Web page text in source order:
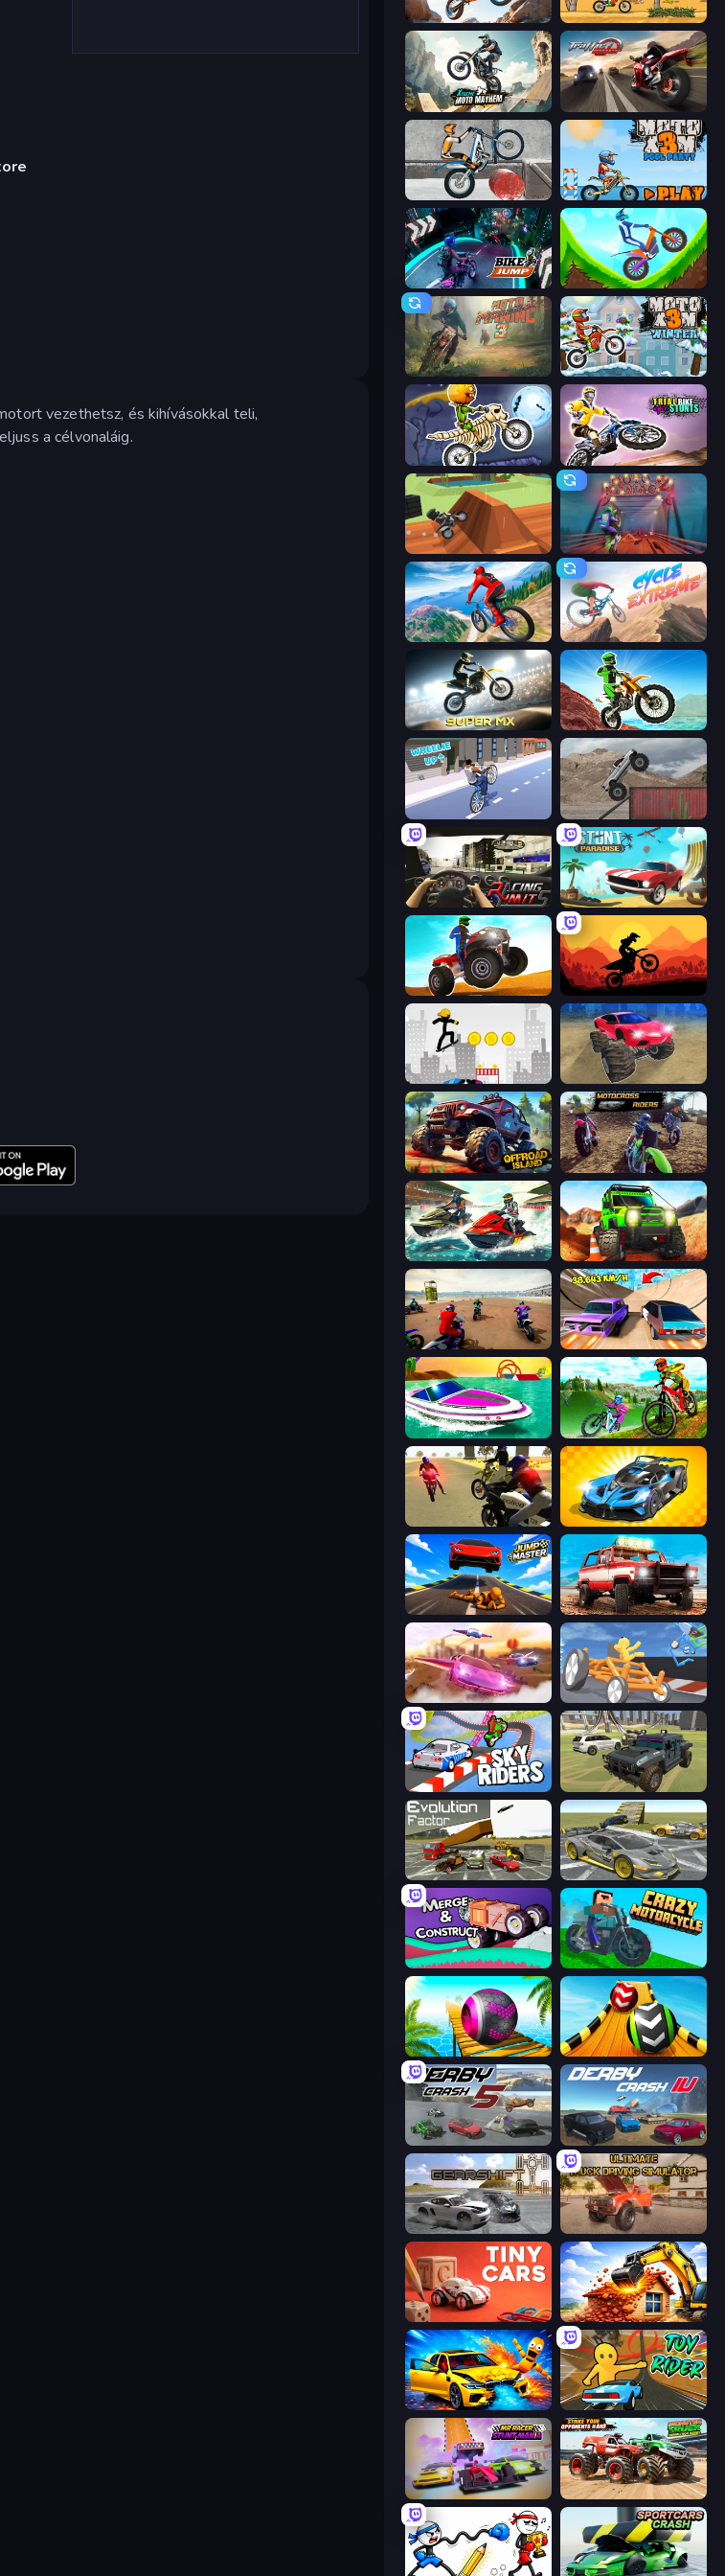
vezethetsz, és kihívásokkal teli,
a célvonaláig.
Trial Mania Moto X3M
Xtreme Moto Mayhem Traffic Rider
Trials Ice Ride Moto X3M 5: Pool Party
Bike Jump Hill Climb on Moto Bike
Moto Maniac 3 Moto X3M 4 Winter
Moto X3M 6: Spooky Land Trial Bike Epic Stunts
Blocky Trials Moto Maniac 2
Riders Downhill Racing Cycle Extreme
Super MX - Last Season Dirt Bike Mad Skills
Wheelie Up Hard Wheels
Racing Limits Stunt Paradise
ATV Ultimate Offroad Sunset Bike Racing
Stickman Skate: 360 Epic City
Offroad Island MotoCross Riders
Jetski Race Offroad Life 3D
Super MX - The Champion Turbo Cars: Pipe Stunts
Jet Boat Racing MX Offroad Master
3D Moto Simulator 2 GT Cars Mega Ramps
Jump Master: Car Racing Offroad Masters Challenge
Ultimate Flying Car Draw Crash Race
Sky Riders 4x4 Offroader
Evolution Factor Wrong Way
Merge & Construct Crazy Motorcycle
Rolling Balls Sea Race Sky Balls 3D
Derby Crash 5 Derby Crash 4
Gearshift One Ultimate Truck Driving Simulator 2020
Tiny Cars City Constructor
BMG: Ragdoll Playground Toy Rider
MR RACER Stunt Mania Monster Truck Demolition Derby